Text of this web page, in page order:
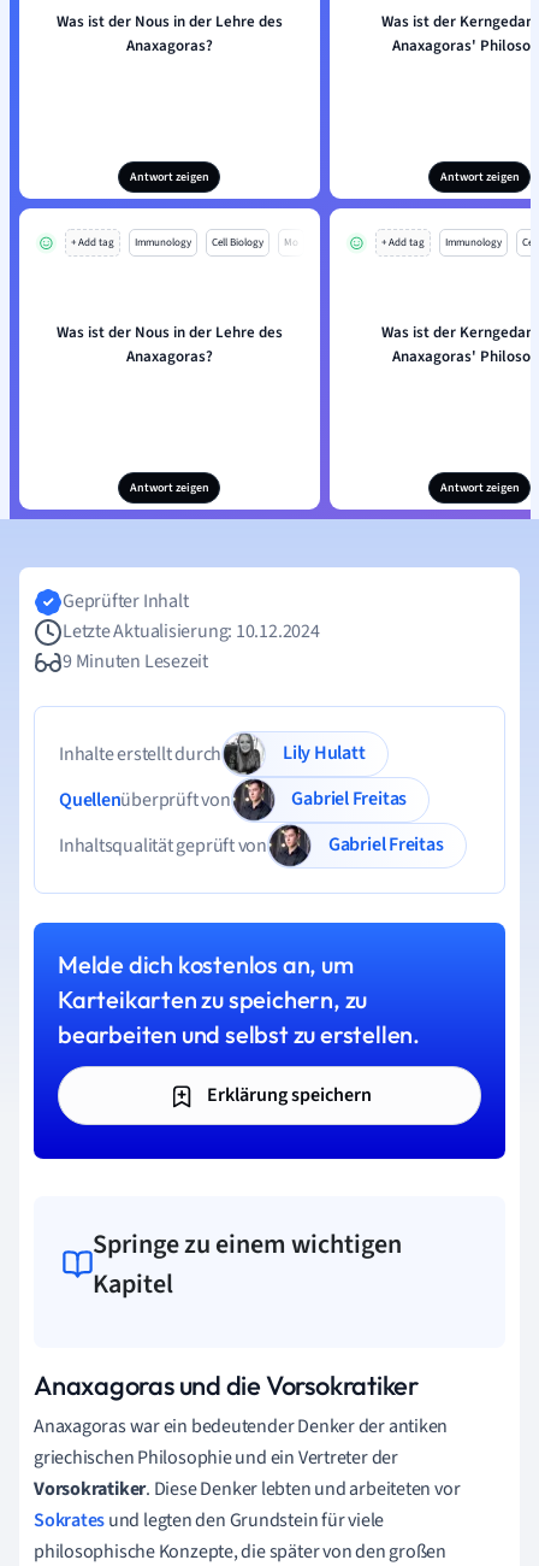
Was ist der Nous in der Lehre des
Anaxagoras?
Antwort zeigen
Was ist der
Anaxagoras'
Antwort zeigen
+ Add tag Immunology Cell Biology Mo
Was ist der Nous in der Lehre des
Anaxagoras?
Antwort zeigen
+ Add tag Immunology
Was ist der
Anaxagoras'
Antwort zeigen
Geprüfter Inhalt
Letzte Aktualisierung: 10.12.2024
9 Minuten Lesezeit
Inhalte erstellt durch
Lily Hulatt
Quellenüberprüft von
Gabriel Freitas
Inhaltsqualität geprüft von
Gabriel Freitas
Melde dich kostenlos an, um
Karteikarten zu speichern, zu
bearbeiten und selbst zu erstellen.
Erklärung speichern
Springe zu einem wichtigen
Kapitel
Anaxagoras und die Vorsokratiker
Anaxagoras war ein bedeutender Denker der antiken
griechischen Philosophie und ein Vertreter der
Vorsokratiker. Diese Denker lebten und arbeiteten vor
Sokratesund legten den Grundstein für viele
philosophische Konzepte, die später von den großen